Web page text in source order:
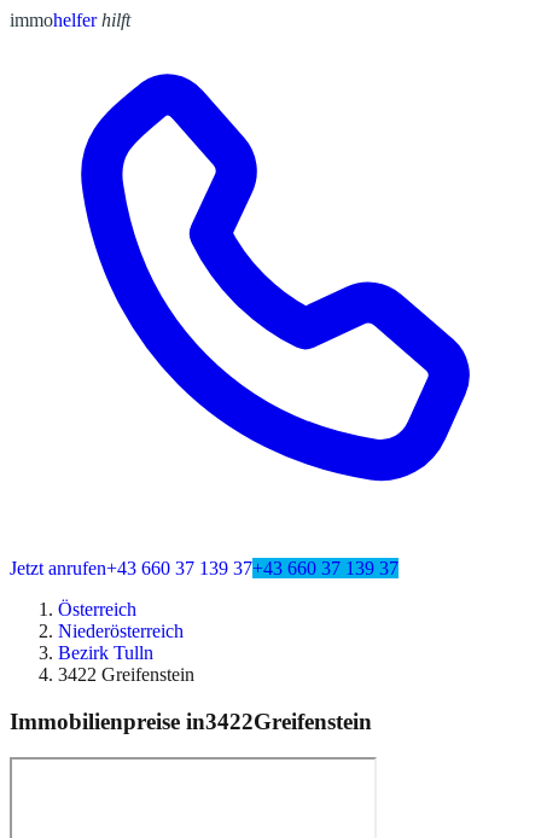
immohelfer hilft
Jetzt anrufen+43 660 37 139 37+43 660 37 139 37
Österreich
Niederösterreich
Bezirk Tulln
3422 Greifenstein
Immobilienpreise in3422Greifenstein